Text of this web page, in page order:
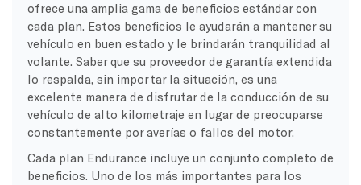
ofrece una amplia gama de beneficios estándar con
cada plan. Estos beneficios le ayudarán a mantener su
vehículo en buen estado y le brindarán tranquilidad al
volante. Saber que su proveedor de garantía extendida
lo respalda, sin importar la situación, es una
excelente manera de disfrutar de la conducción de su
vehículo de alto kilometraje en lugar de preocuparse
constantemente por averías o fallos del motor.
Cada plan Endurance incluye un conjunto completo de
beneficios. Uno de los más importantes para los